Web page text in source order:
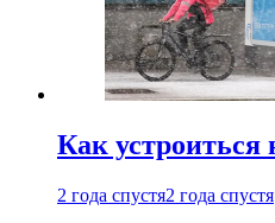
Как устроиться
2 года спустя2 года спустя